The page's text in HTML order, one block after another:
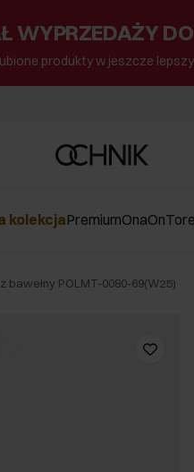
WYPRZEDAŻY
produkty w jeszcze
kolekcjaPremiumOnaOn
POLMT-0080-69(W25)